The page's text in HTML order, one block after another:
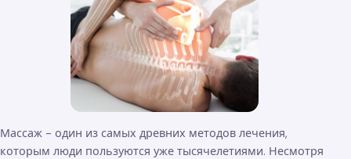
Массаж - один из самых древних методов лечения,
которым люди пользуются уже тысячелетиями. Несмотря